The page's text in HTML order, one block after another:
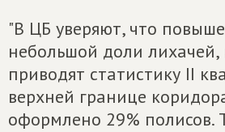
"В ЦБ уверяют, что
небольшой доли лихачей,
приводят статистику II
верхней границе
оформлено 29% полисов.